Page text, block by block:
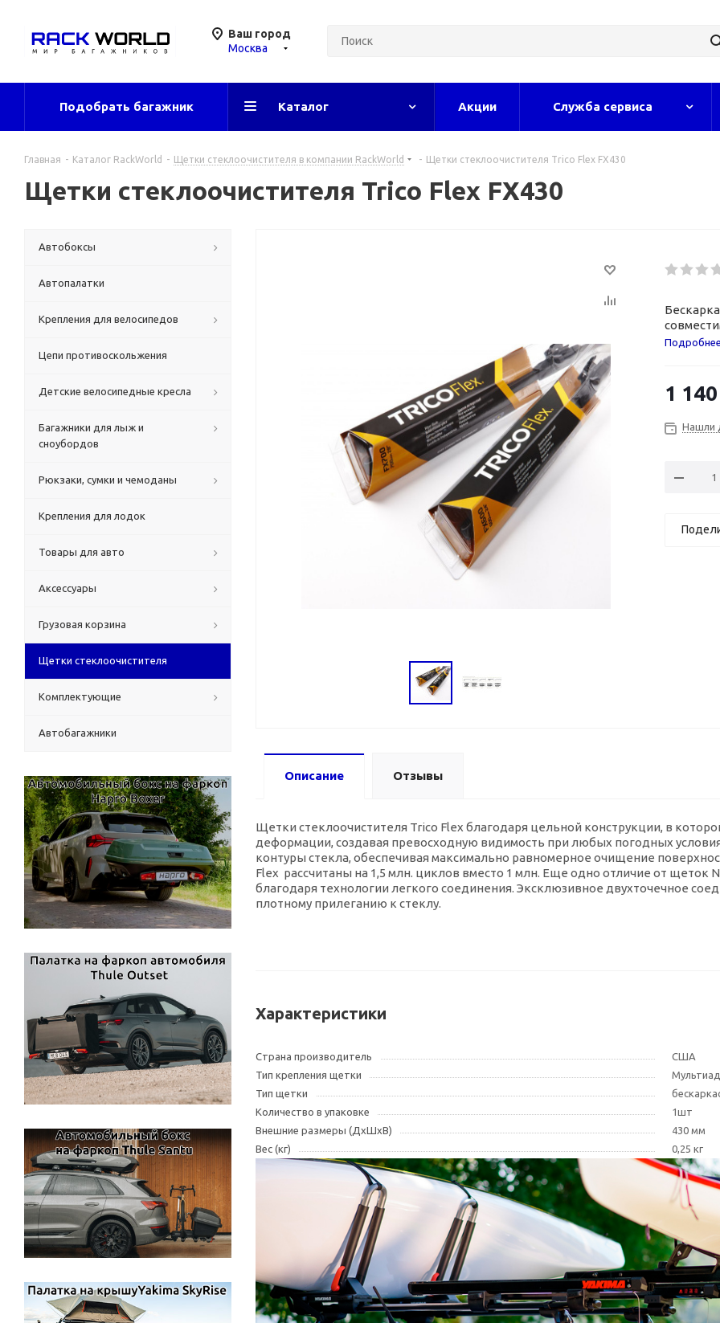
Ваш город
Москва
Подобрать багажник Каталог Акции Служба сервиса
Главная - Каталог RackWorld - Щетки стеклоочистителя в компании RackWorld - Щетки стеклоочистителя Trico Flex FX430
Щетки стеклоочистителя Trico Flex FX430
типу
1 140
Нашли
Описание Отзывы
Щетки стеклоочистителя Trico Flex благодаря цельной конструкции, в
деформации, создавая превосходную видимость при любых погодных
контуры стекла, обеспечивая максимально равномерное очищение
Flex рассчитаны на 1,5 млн. циклов вместо 1 млн. Еще одно отличие от щеток
благодаря технологии легкого соединения. Эксклюзивное двухточечное
плотному прилеганию к стеклу.
Характеристики
Страна производитель
США
Тип крепления щетки
Тип щетки
Количество в упаковке
1шт
Внешние размеры (ДxШxВ)
430 мм
Вес (кг)
0,25 кг
Автобоксы
Автопалатки
Крепления для велосипедов
Цепи противоскольжения
Детские велосипедные кресла
Багажники для лыж и
сноубордов
Рюкзаки, сумки и чемоданы
Крепления для лодок
Товары для авто
Аксессуары
Грузовая корзина
Щетки стеклоочистителя
Комплектующие
Автобагажники